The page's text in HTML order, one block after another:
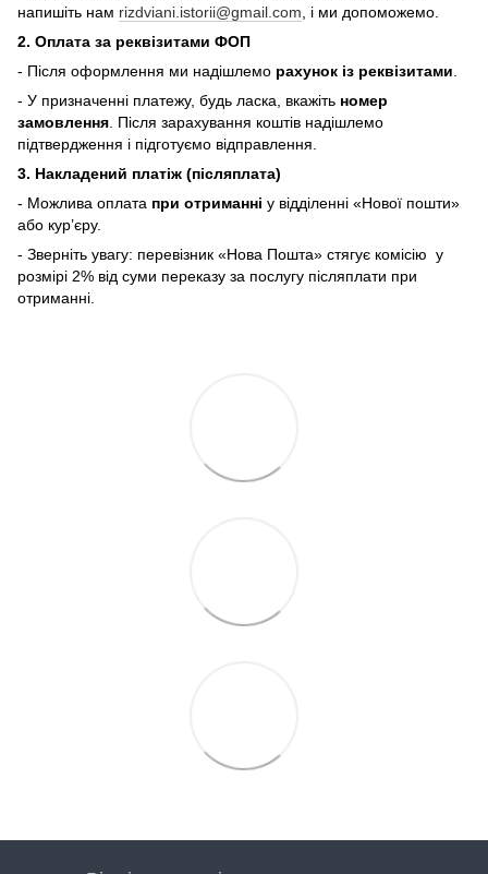
напишіть нам rizdviani.istorii@gmail.com , і ми допоможемо.
2. Оплата за реквізитами ФОП
- Після оформлення ми надішлемо рахунок із реквізитами
- У призначенні платежу, будь ласка, вкажіть номер
замовлення . Після зарахування коштів надішлемо
підтвердження і підготуємо відправлення.
3. Накладений платіж (післяплата)
- Можлива оплата при отриманні у відділенні «Нової пошти»
або кур’єру.
- Зверніть увагу: перевізник «Нова Пошта» стягує комісію у
розмірі 2% від суми переказу за послугу післяплати при
отриманні.